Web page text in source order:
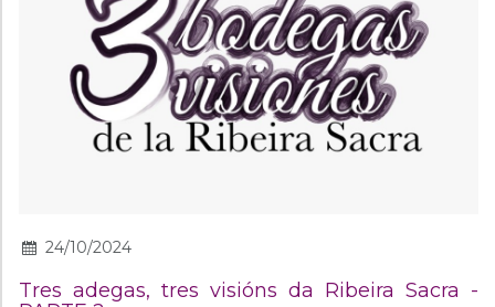
24/10/2024
Tres adegas, tres visións da Ribeira Sacra -